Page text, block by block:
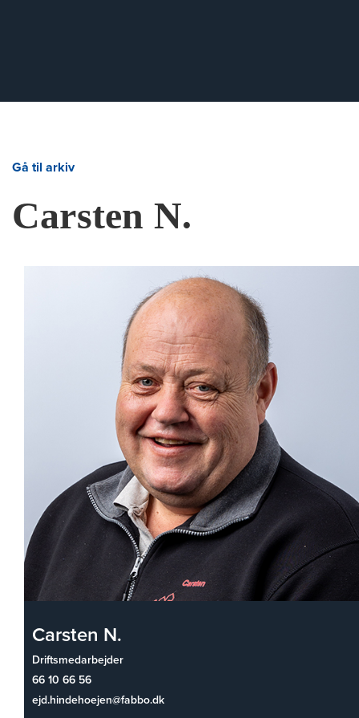
Gå til arkiv
Carsten N.
Carsten N.
Driftsmedarbejder
66 10 66 56
ejd.hindehoejen@fabbo.dk